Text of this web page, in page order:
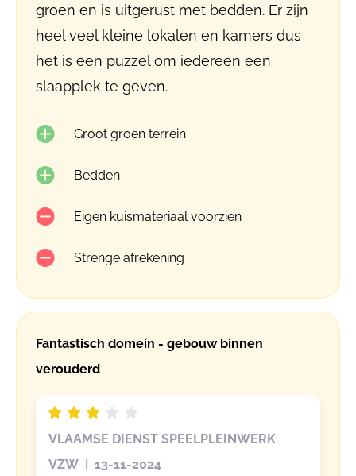
groen en is uitgerust met bedden. Er zijn
heel veel kleine lokalen en kamers dus
het is een puzzel om iedereen een
slaapplek te geven.
Groot groen terrein
Bedden
Eigen kuismateriaal voorzien
Strenge afrekening
Fantastisch domein - gebouw binnen
verouderd
VLAAMSE DIENST SPEELPLEINWERK
VZW | 13-11-2024